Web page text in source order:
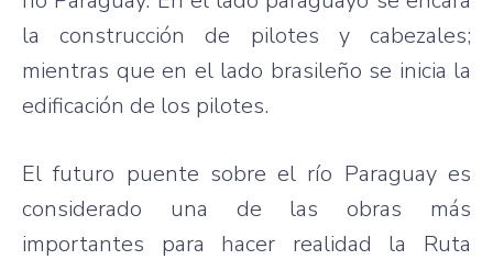
la construcción de pilotes y cabezales;
mientras que en el lado brasileño se inicia la
edificación de los pilotes.
El futuro puente sobre el río Paraguay es
considerado una de las obras más
importantes para hacer realidad la Ruta